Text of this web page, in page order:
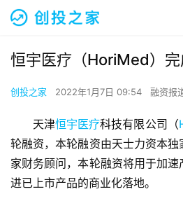
恒宇医疗（HoriMed）
创投之家 2022年1月7日 09:54 融资报
天津恒宇医疗科技有限公司（
轮融资，本轮融资由天士力资本
家财务顾问，本轮融资将用于加
进已上市产品的商业化落地。